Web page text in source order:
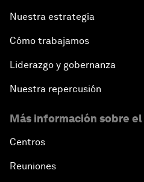
Nuestra estrategia
Cómo trabajamos
Liderazgo y gobernanza
Nuestra repercusión
Más información sobre el
Centros
Reuniones